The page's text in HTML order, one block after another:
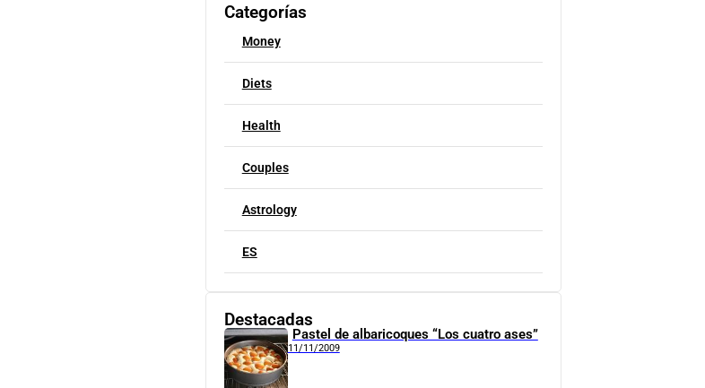
Categorías
Money
Diets
Health
Couples
Astrology
ES
Destacadas
Pastel de albaricoques “Los cuatro ases”
11/11/2009